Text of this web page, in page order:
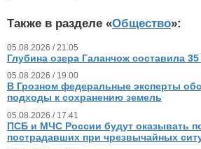
Также в разделе «Общество»:
05.08.2026 / 21.05
Глубина озера Галанчож составила
05.08.2026 / 19.00
В Грозном федеральные эксперты
подходы к сохранению земель
05.08.2026 / 17.41
ПСБ и МЧС России будут оказывать
пострадавших при чрезвычайных